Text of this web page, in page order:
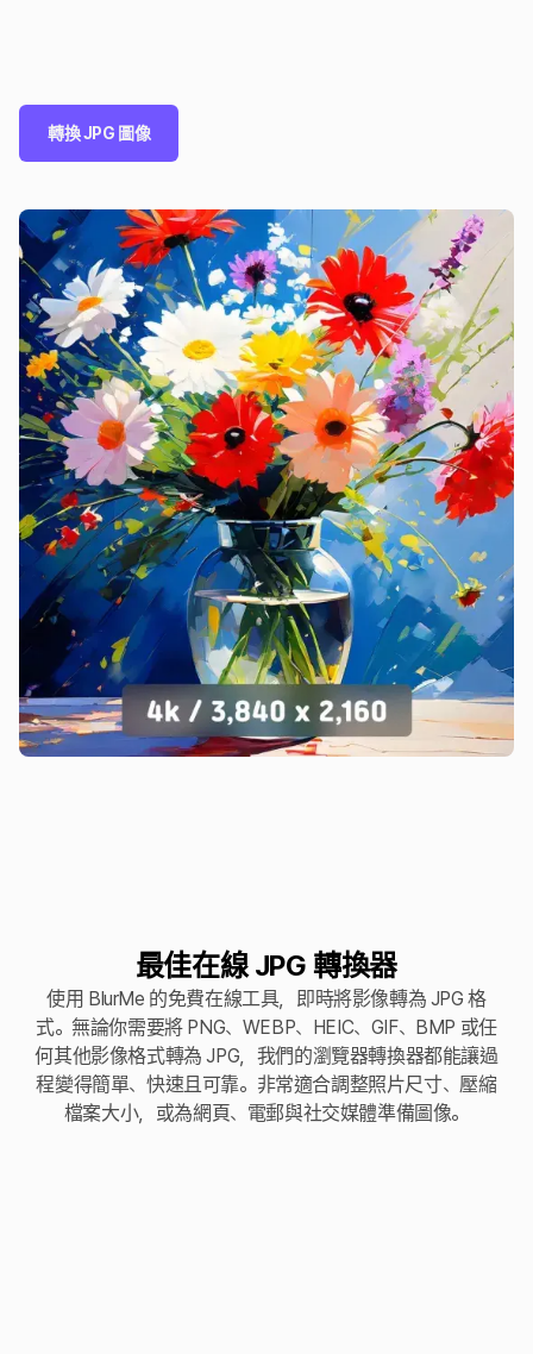
轉換 JPG 圖像
最佳在線 JPG 轉換器
使用 BlurMe 的免費在線工具，即時將影像轉為 JPG 格
式。無論你需要將 PNG、WEBP、HEIC、GIF、BMP 或任
何其他影像格式轉為 JPG，我們的瀏覽器轉換器都能讓過
程變得簡單、快速且可靠。非常適合調整照片尺寸、壓縮
檔案大小，或為網頁、電郵與社交媒體準備圖像。